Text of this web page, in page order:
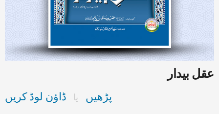
عقل بیدار
پڑھیں یا ڈاؤن لوڈ کریں